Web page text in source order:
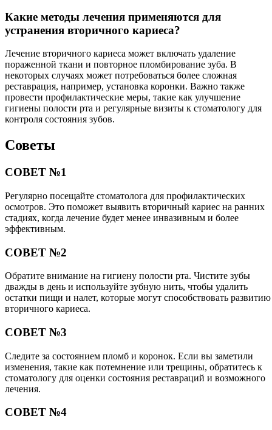
Какие методы лечения применяются для
устранения вторичного кариеса?
Лечение вторичного кариеса может включать удаление
пораженной ткани и повторное пломбирование зуба. В
некоторых случаях может потребоваться более сложная
реставрация, например, установка коронки. Важно также
провести профилактические меры, такие как улучшение
гигиены полости рта и регулярные визиты к стоматологу для
контроля состояния зубов.
Советы
СОВЕТ №1
Регулярно посещайте стоматолога для профилактических
осмотров. Это поможет выявить вторичный кариес на ранних
стадиях, когда лечение будет менее инвазивным и более
эффективным.
СОВЕТ №2
Обратите внимание на гигиену полости рта. Чистите зубы
дважды в день и используйте зубную нить, чтобы удалить
остатки пищи и налет, которые могут способствовать развитию
вторичного кариеса.
СОВЕТ №3
Следите за состоянием пломб и коронок. Если вы заметили
изменения, такие как потемнение или трещины, обратитесь к
стоматологу для оценки состояния реставраций и возможного
лечения.
СОВЕТ №4